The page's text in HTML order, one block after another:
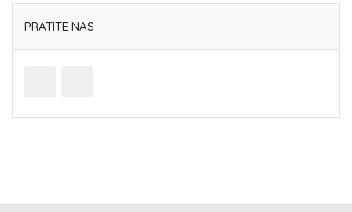
PRATITE NAS